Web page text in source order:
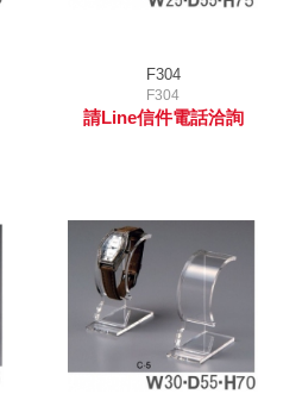
F304
F304
請Line信件電話洽詢